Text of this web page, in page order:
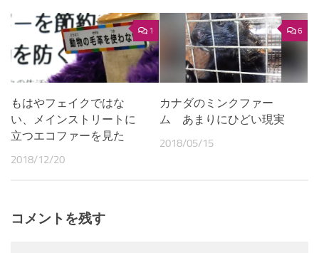
1
もはやフェイクではな
い、メインストリートに
立つエコファーを見た
2018/12/20
6
カナダのミンクファー
ム あまりにひどい現実
2018/05/15
コメントを残す